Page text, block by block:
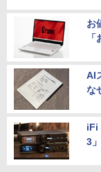
お
AI
な
iFi
3